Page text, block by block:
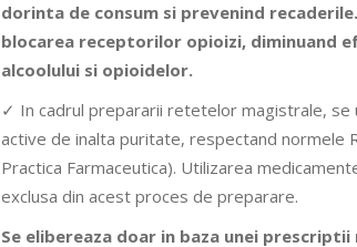
dorinta de consum si prevenind
blocarea receptorilor opioizi, diminuand
alcoolului si opioidelor.
✓ In cadrul prepararii retetelor magistrale, se
active de inalta puritate, respectand normele
Practica Farmaceutica). Utilizarea
exclusa din acest proces de preparare.
Se elibereaza doar in baza unei prescriptii